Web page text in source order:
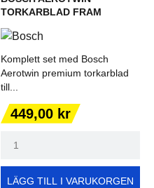
TORKARBLAD FRAM
Komplett set med Bosch
Aerotwin premium torkarblad
till...
Pris
449,00 kr
LÄGG TILL I VARUKORGEN